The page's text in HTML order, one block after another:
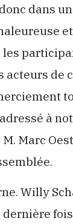
dans
acteurs de
à
Marc
Willy
fois